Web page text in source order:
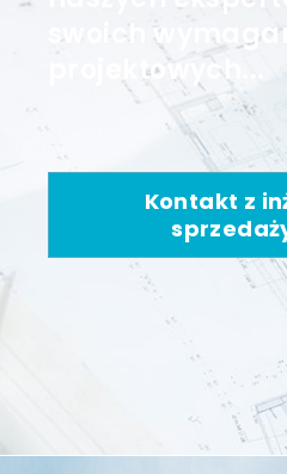
swoich
projektowych...
Kontakt z